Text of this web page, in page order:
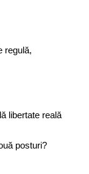
regulă,
libertate reală
posturi?